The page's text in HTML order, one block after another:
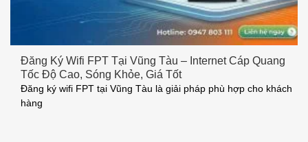
Đăng Ký Wifi FPT Tại Vũng Tàu – Internet Cáp Quang
Tốc Độ Cao, Sóng Khỏe, Giá Tốt
Đăng ký wifi FPT tại Vũng Tàu là giải pháp phù hợp cho khách
hàng